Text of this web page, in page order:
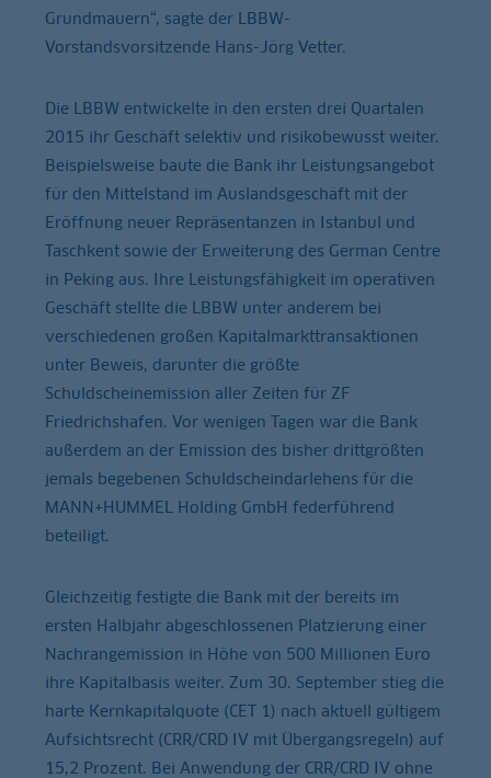
Grundmauern“, sagte der LBBW-
Vorstandsvorsitzende Hans-Jörg Vetter.
Die LBBW entwickelte in den ersten drei Quartalen
2015 ihr Geschäft selektiv und risikobewusst weiter.
Beispielsweise baute die Bank ihr Leistungsangebot
für den Mittelstand im Auslandsgeschäft mit der
Eröffnung neuer Repräsentanzen in Istanbul und
Taschkent sowie der Erweiterung des German Centre
in Peking aus. Ihre Leistungsfähigkeit im operativen
Geschäft stellte die LBBW unter anderem bei
verschiedenen großen Kapitalmarkttransaktionen
unter Beweis, darunter die größte
Schuldscheinemission aller Zeiten für ZF
Friedrichshafen. Vor wenigen Tagen war die Bank
außerdem an der Emission des bisher drittgrößten
jemals begebenen Schuldscheindarlehens für die
MANN+HUMMEL Holding GmbH federführend
beteiligt.
Gleichzeitig festigte die Bank mit der bereits im
ersten Halbjahr abgeschlossenen Platzierung einer
Nachrangemission in Höhe von 500 Millionen Euro
ihre Kapitalbasis weiter. Zum 30. September stieg die
harte Kernkapitalquote (CET 1) nach aktuell gültigem
Aufsichtsrecht (CRR/CRD IV mit Übergangsregeln) auf
15,2 Prozent. Bei Anwendung der CRR/CRD IV ohne